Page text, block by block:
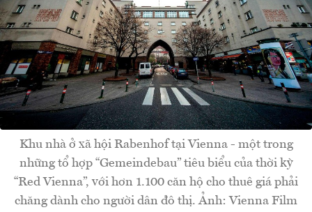
Khu nhà ở xã hội Rabenhof tại Vienna - một trong
những tổ hợp “Gemeindebau” tiêu biểu của thời kỳ
“Red Vienna”, với hơn 1.100 căn hộ cho thuê giá phải
chăng dành cho người dân đô thị. Ảnh: Vienna Film